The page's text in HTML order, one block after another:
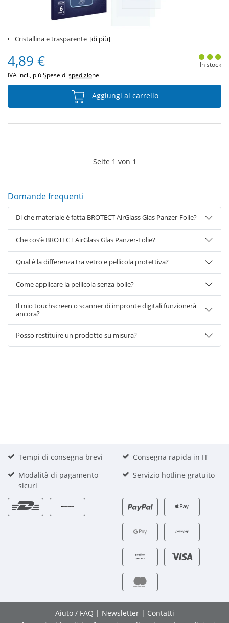
Cristallina e trasparente [di più]
4,89 €
IVA incl., piùSpese di spedizione
In stock
Aggiungi al carrello
Seite 1 von 1
Domande frequenti
Di che materiale è fatta BROTECT AirGlass Glas Panzer-Folie?
Che cos’è BROTECT AirGlass Glas Panzer-Folie?
Qual è la differenza tra vetro e pellicola protettiva?
Come applicare la pellicola senza bolle?
Il mio touchscreen o scanner di impronte digitali funzionerà
ancora?
Posso restituire un prodotto su misura?
Tempi di consegna brevi
Consegna rapida in IT
Modalità di pagamento
sicuri
Servizio hotline gratuito
Aiuto / FAQ | Newsletter | Contatti